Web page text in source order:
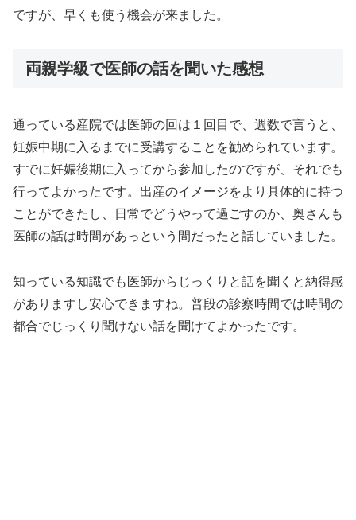
ですが、早くも使う機会が来ました。
両親学級で医師の話を聞いた感想
通っている産院では医師の回は１回目で、週数で言うと、
妊娠中期に入るまでに受講することを勧められています。
すでに妊娠後期に入ってから参加したのですが、それでも
行ってよかったです。出産のイメージをより具体的に持つ
ことができたし、日常でどうやって過ごすのか、奥さんも
医師の話は時間があっという間だったと話していました。
知っている知識でも医師からじっくりと話を聞くと納得感
がありますし安心できますね。普段の診察時間では時間の
都合でじっくり聞けない話を聞けてよかったです。